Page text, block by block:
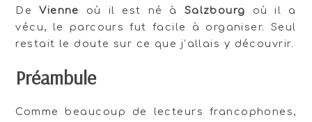
DeVienne où il est né à Salzbourg
où il a
vécu, le parcours fut facile à organiser. Seul
restait le doute sur ce que j’allais y découvrir.
Préambule
Comme beaucoup de lecteurs francophones,